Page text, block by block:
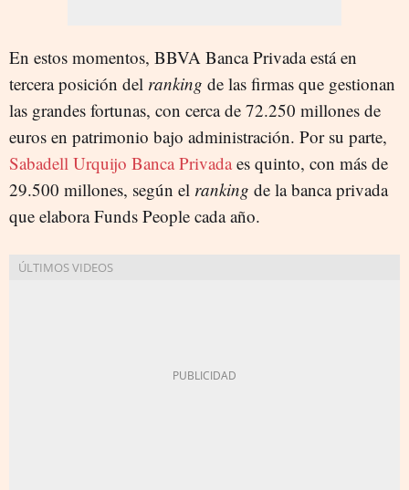
En estos momentos, BBVA Banca Privada está en
tercera posición del ranking de las firmas que gestionan
las grandes fortunas, con cerca de 72.250 millones de
euros en patrimonio bajo administración. Por su parte,
Sabadell Urquijo Banca Privadaes quinto, con más de
29.500 millones, según el ranking de la banca privada
que elabora Funds People cada año.